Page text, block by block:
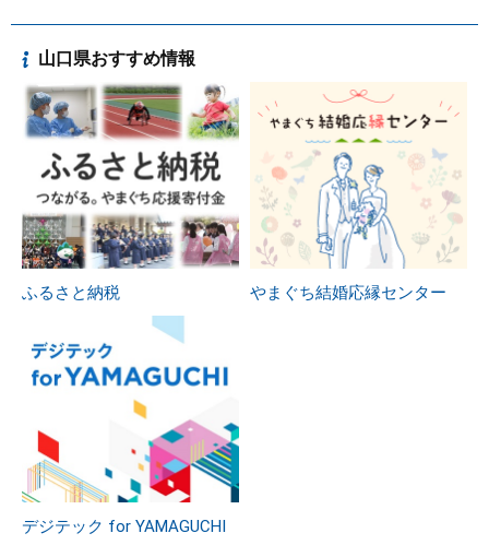
山口県おすすめ情報
ふるさと納税 やまぐち結婚応縁センター
デジテック for YAMAGUCHI